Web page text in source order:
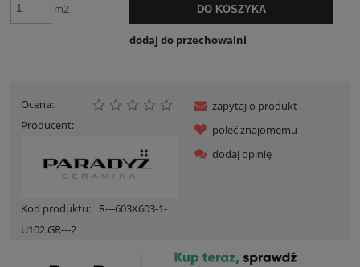
m2 DO KOSZYKA
dodaj do przechowalni
Ocena:
Producent:
Kod produktu:
R---603X603-1-
U102.GR---2
zapytaj o produkt
poleć znajomemu
dodaj opinię